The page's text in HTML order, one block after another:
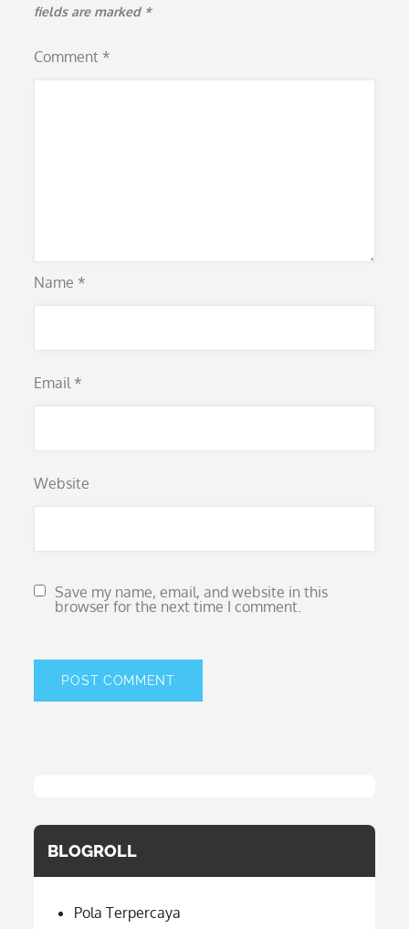
fields are marked *
Comment *
Name *
Email *
Website
Save my name, email, and website in this
browser for the next time I comment.
BLOGROLL
Pola Terpercaya